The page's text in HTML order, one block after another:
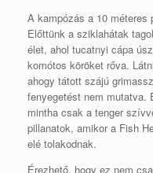
A kampózás a 10 méteres
Előttünk a sziklahátak
élet, ahol tucatnyi cápa
komótos köröket rőva.
ahogy tátott szájú
fenyegetést nem mutatva.
mintha csak a tenger
pillanatok, amikor a Fish
elé tolakodnak.
Érezhető, hogy ez nem